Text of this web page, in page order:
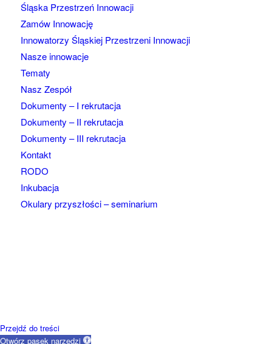
Śląska Przestrzeń Innowacji
Zamów Innowację
Innowatorzy Śląskiej Przestrzeni Innowacji
Nasze innowacje
Tematy
Nasz Zespół
Dokumenty – I rekrutacja
Dokumenty – II rekrutacja
Dokumenty – III rekrutacja
Kontakt
RODO
Inkubacja
Okulary przyszłości – seminarium
Przejdź do treści
Otwórz pasek narzędzi